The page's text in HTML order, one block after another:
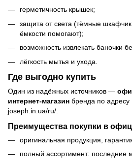
герметичность крышек;
защита от света (тёмные
ёмкости помогают);
возможность извлекать баночки
лёгкость мытья и ухода.
Где выгодно купить
Один из надёжных источников —
интернет‑магазин бренда по адресу
joseph.in.ua/ru/
Преимущества покупки в
оригинальная продукция,
полный ассортимент: последние